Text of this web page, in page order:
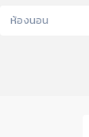
ห้องนอน